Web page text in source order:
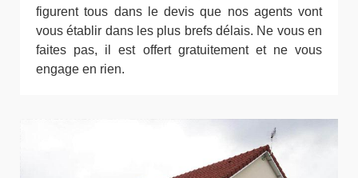
figurent tous dans le devis que nos agents vont
vous établir dans les plus brefs délais. Ne vous en
faites pas, il est offert gratuitement et ne vous
engage en rien.